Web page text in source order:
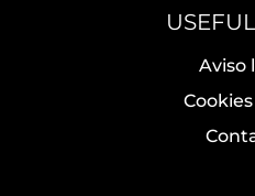
Aviso